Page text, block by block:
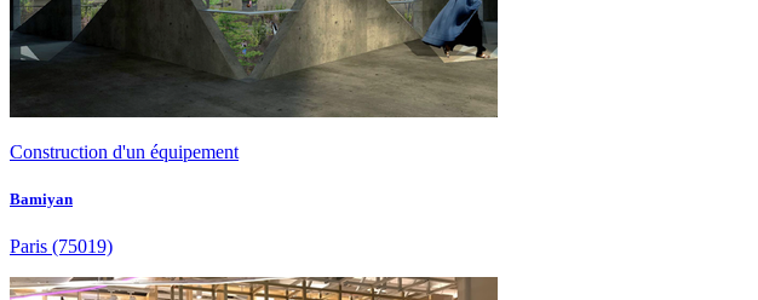
Construction d'un équipement
Bamiyan
Paris (75019)